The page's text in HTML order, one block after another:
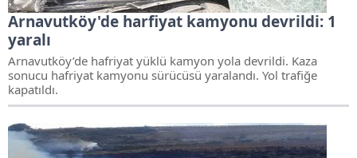
Arnavutköy'de harfiyat kamyonu devrildi: 1
yaralı
Arnavutköy’de hafriyat yüklü kamyon yola devrildi. Kaza
sonucu hafriyat kamyonu sürücüsü yaralandı. Yol trafiğe
kapatıldı.